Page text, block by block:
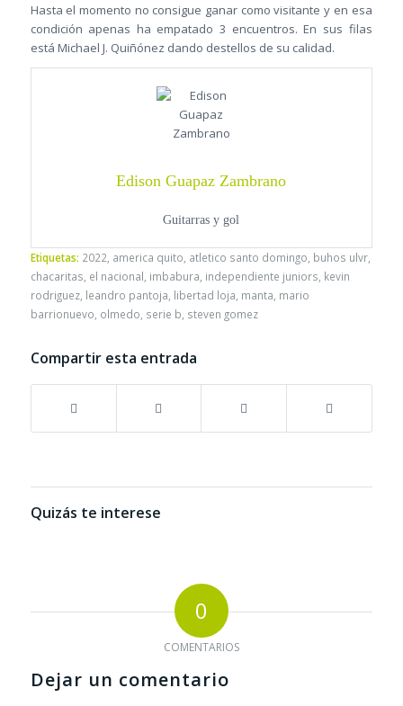
Hasta el momento no consigue ganar como visitante y en esa
condición apenas ha empatado 3 encuentros. En sus filas
está Michael J. Quiñónez dando destellos de su calidad.
Edison Guapaz Zambrano
Guitarras y gol
Etiquetas: 2022 america quito atletico santo domingo buhos ulvr,
chacaritas el nacional imbabura independiente juniors kevin
rodriguez, leandro pantoja libertad loja manta mario
barrionuevo olmedo serie b steven gomez
Compartir esta entrada
Quizás te interese
0
COMENTARIOS
Dejar un comentario